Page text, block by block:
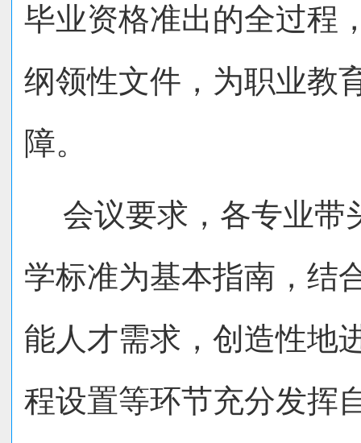
毕业资格准出的全过程
纲领性文件，为职业教
障。
会议要求，各专业带
学标准为基本指南，结
能人才需求，创造性地
程设置等环节充分发挥